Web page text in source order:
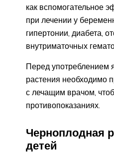
как вспомогательное
при лечении у
гипертонии, диабета,
внутриматочных
Перед употреблением
растения необходимо
с лечащим врачом,
противопоказаниях.
Черноплодная
детей